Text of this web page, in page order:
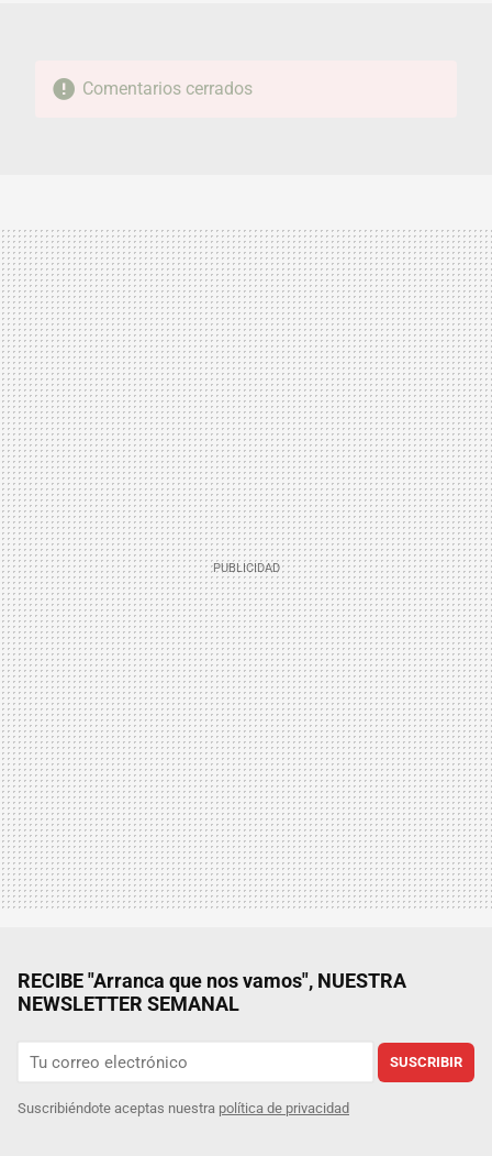
Comentarios cerrados
RECIBE "Arranca que nos vamos", NUESTRA
NEWSLETTER SEMANAL
SUSCRIBIR
Suscribiéndote aceptas nuestra política de privacidad